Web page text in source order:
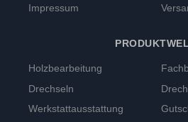
Impressum
Holzbearbeitung
Drechseln
Werkstattausstattung